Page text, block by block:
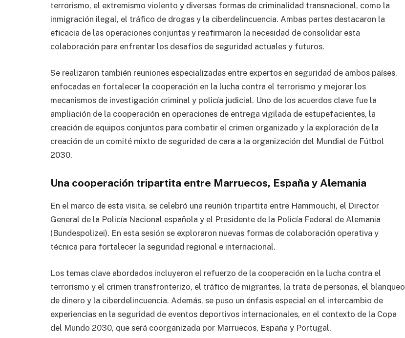
terrorismo, el extremismo violento y diversas formas de criminalidad transnacional, como la
inmigración ilegal, el tráfico de drogas y la ciberdelincuencia. Ambas partes destacaron la
eficacia de las operaciones conjuntas y reafirmaron la necesidad de consolidar esta
colaboración para enfrentar los desafíos de seguridad actuales y futuros.
Se realizaron también reuniones especializadas entre expertos en seguridad de ambos países,
enfocadas en fortalecer la cooperación en la lucha contra el terrorismo y mejorar los
mecanismos de investigación criminal y policía judicial. Uno de los acuerdos clave fue la
ampliación de la cooperación en operaciones de entrega vigilada de estupefacientes, la
creación de equipos conjuntos para combatir el crimen organizado y la exploración de la
creación de un comité mixto de seguridad de cara a la organización del Mundial de Fútbol
2030.
Una cooperación tripartita entre Marruecos, España y Alemania
En el marco de esta visita, se celebró una reunión tripartita entre Hammouchi, el Director
General de la Policía Nacional española y el Presidente de la Policía Federal de Alemania
(Bundespolizei). En esta sesión se exploraron nuevas formas de colaboración operativa y
técnica para fortalecer la seguridad regional e internacional.
Los temas clave abordados incluyeron el refuerzo de la cooperación en la lucha contra el
terrorismo y el crimen transfronterizo, el tráfico de migrantes, la trata de personas, el blanqueo
de dinero y la ciberdelincuencia. Además, se puso un énfasis especial en el intercambio de
experiencias en la seguridad de eventos deportivos internacionales, en el contexto de la Copa
del Mundo 2030, que será coorganizada por Marruecos, España y Portugal.